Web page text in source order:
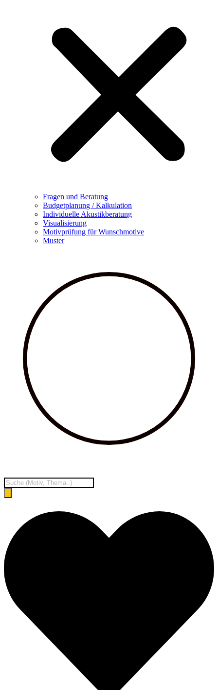
Fragen und Beratung
Budgetplanung / Kalkulation
Individuelle Akustikberatung
Visualisierung
Motivprüfung für Wunschmotive
Muster
Products
search